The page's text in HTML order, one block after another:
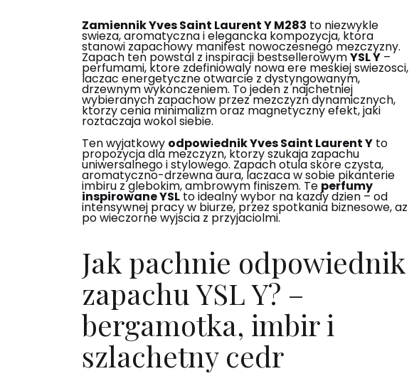
Zamiennik Yves Saint Laurent Y M283 to niezwykle
swieza, aromatyczna i elegancka kompozycja, ktora
stanowi zapachowy manifest nowoczesnego mezczyzny.
Zapach ten powstal z inspiracji bestsellerowymYSL Y–
perfumami, ktore zdefiniowaly nowa ere meskiej swiezosci,
laczac energetyczne otwarcie z dystyngowanym,
drzewnym wykonczeniem. To jeden z najchetniej
wybieranych zapachow przez mezczyzn dynamicznych,
ktorzy cenia minimalizm oraz magnetyczny efekt, jaki
roztaczaja wokol siebie.
Ten wyjatkowy odpowiednik Yves Saint Laurent Yto
propozycja dla mezczyzn, ktorzy szukaja zapachu
uniwersalnego i stylowego. Zapach otula skore czysta,
aromatyczno-drzewna aura, laczaca w sobie pikanterie
imbiru z glebokim, ambrowym finiszem. Te perfumy
inspirowane YSLto idealny wybor na kazdy dzien – od
intensywnej pracy w biurze, przez spotkania biznesowe, az
po wieczorne wyjscia z przyjaciolmi.
Jak pachnie odpowiednik
zapachu YSL Y? –
bergamotka, imbir i
szlachetny cedr